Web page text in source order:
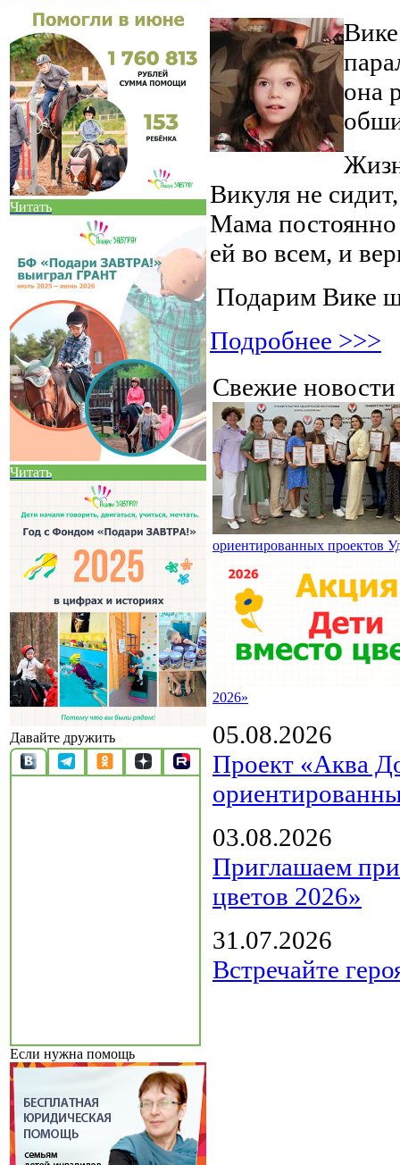
Читать
Читать
Давайте дружить
Если нужна помощь
она
Викуля не сидит,
Мама
ей во всем, и
Подарим Вике
Подробнее >>>
Свежие
ориентированных проектов
2026»
05.08.2026
Проект «Аква
03.08.2026
Приглашаем
цветов 2026»
31.07.2026
Встречайте